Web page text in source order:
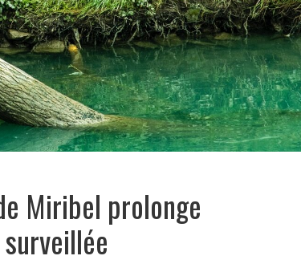
Miribel prolonge